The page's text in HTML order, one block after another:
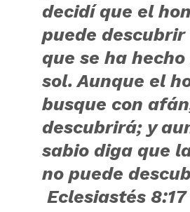
decidí que el
puede
que se ha
sol. Aunque el
busque con
descubrirá; y
sabio diga que
no puede
Eclesiastés 8:17